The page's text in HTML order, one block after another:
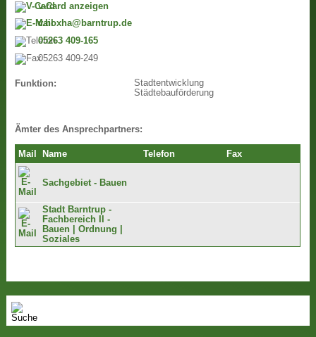
v-Card anzeigen
v.hoxha@barntrup.de
05263 409-165
05263 409-249
Funktion:
Stadtentwicklung
Städtebauförderung
Ämter des Ansprechpartners:
Mail Name Telefon Fax
Sachgebiet - Bauen
Stadt Barntrup -
Fachbereich II -
Bauen | Ordnung |
Soziales